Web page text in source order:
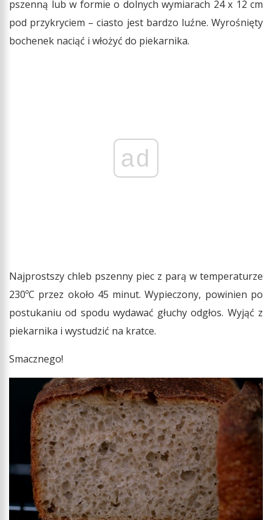
pszenną lub w formie o dolnych wymiarach 24 x 12 cm
pod przykryciem – ciasto jest bardzo luźne. Wyrośnięty
bochenek naciąć i włożyć do piekarnika.
ad
Najprostszy chleb pszenny piec z parą w temperaturze
230ºC przez około 45 minut. Wypieczony, powinien po
postukaniu od spodu wydawać głuchy odgłos. Wyjąć z
piekarnika i wystudzić na kratce.
Smacznego!